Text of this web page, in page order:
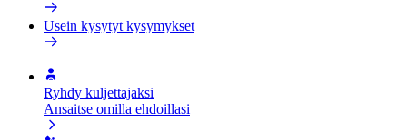
Usein kysytyt kysymykset
Ryhdy kuljettajaksi
Ansaitse omilla ehdoillasi